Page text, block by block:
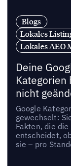
Blogs
Lokales
Lokales AEO
Deine
Kategorien
nicht
Google
gewechselt:
Fakten, die
entscheidet,
sie – pro